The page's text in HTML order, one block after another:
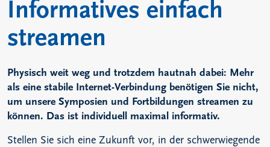
Informatives einfach
streamen
Physisch weit weg und trotzdem hautnah dabei: Mehr
als eine stabile Internet-Verbindung benötigen Sie nicht,
um unsere Symposien und Fortbildungen streamen zu
können. Das ist individuell maximal informativ.
Stellen Sie sich eine Zukunft vor, in der schwerwiegende